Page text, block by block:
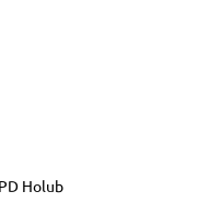
Holub